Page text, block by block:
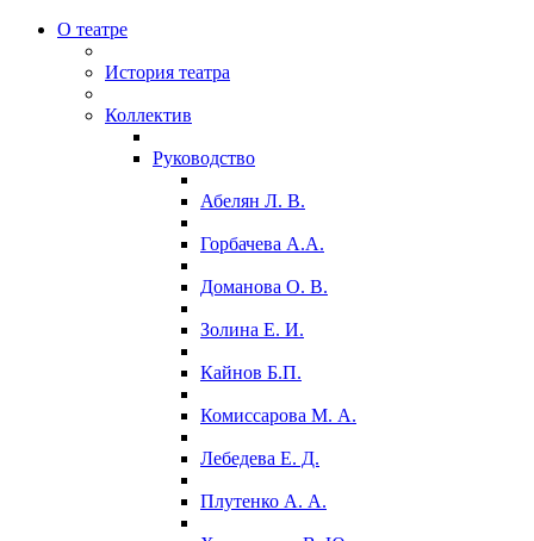
О театре
История театра
Коллектив
Руководство
Абелян Л. В.
Горбачева А.А.
Доманова О. В.
Золина Е. И.
Кайнов Б.П.
Комиссарова М. А.
Лебедева Е. Д.
Плутенко А. А.